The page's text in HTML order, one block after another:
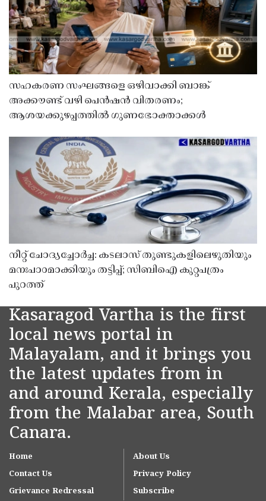
സഹകരണ സംഘങ്ങളെ ഒഴിവാക്കി ബാങ്ക്
അക്കൗണ്ട് വഴി പെൻഷൻ വിതരണം;
ആശയക്കുഴപ്പത്തിൽ ഗുണഭോക്താക്കൾ
നീറ്റ് ചോദ്യച്ചോർച്ച: കടലാസ് തുണ്ടുകളിലെഴുതിയും
മനഃപാഠമാക്കിയും തട്ടിപ്പ്; സിബിഐ കുറ്റപത്രം
പുറത്ത്
Kasaragod Vartha is the first
local news portal in
Malayalam, and it brings you
the latest updates from in
and around Kerala, especially
from the Malabar area, South
Canara.
Home
About Us
Contact Us
Privacy Policy
Grievance Redressal
Subscribe